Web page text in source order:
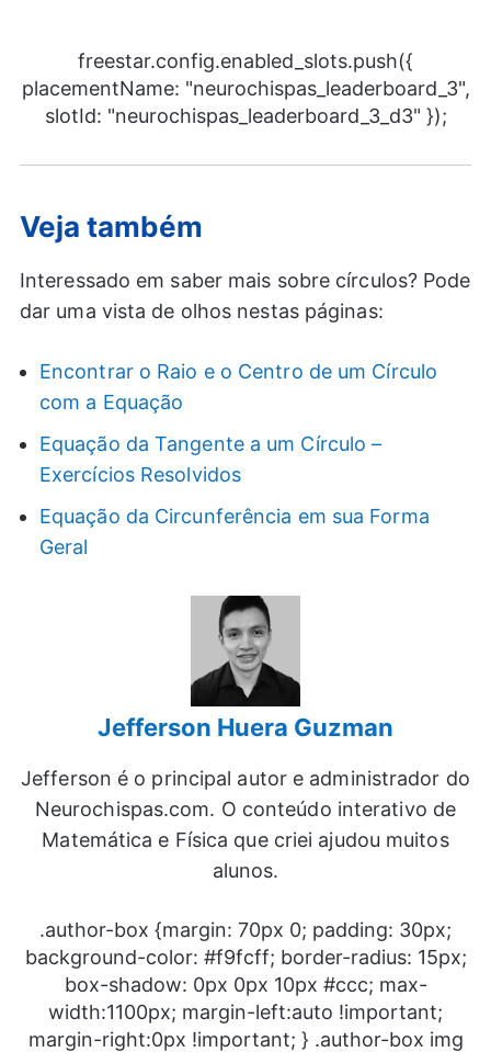
freestar.config.enabled_slots.push({
placementName: "neurochispas_leaderboard_3",
slotId: "neurochispas_leaderboard_3_d3" });
Veja também
Interessado em saber mais sobre círculos? Pode
dar uma vista de olhos nestas páginas:
Encontrar o Raio e o Centro de um Círculo
com a Equação
Equação da Tangente a um Círculo –
Exercícios Resolvidos
Equação da Circunferência em sua Forma
Geral
Jefferson Huera Guzman
Jefferson é o principal autor e administrador do
Neurochispas.com. O conteúdo interativo de
Matemática e Física que criei ajudou muitos
alunos.
.author-box {margin: 70px 0; padding: 30px;
background-color: #f9fcff; border-radius: 15px;
box-shadow: 0px 0px 10px #ccc; max-
width:1100px; margin-left:auto !important;
margin-right:0px !important; } .author-box img